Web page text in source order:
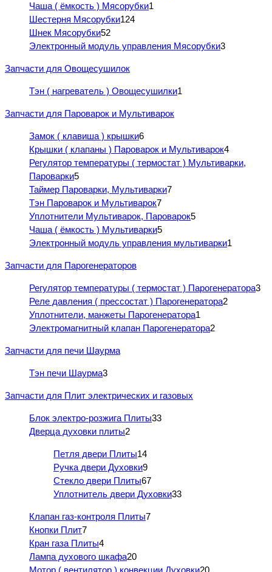
Чаша ( ёмкость ) Мясорубки1
Шестерня Мясорубки124
Шнек Мясорубки52
Электронный модуль управления Мясорубки3
Запчасти для Овощесушилок
Тэн ( нагреватель ) Овощесушилки1
Запчасти для Пароварок и Мультиварок
Замок ( клавиша ) крышки6
Крышки ( клапаны ) Пароварок и Мультиварок4
Регулятор температуры ( термостат ) Мультиварки,
Пароварки5
Таймер Пароварки, Мультиварки7
Тэн Пароварок и Мультиварок7
Уплотнители Мультиварок, Пароварок5
Чаша ( ёмкость ) Мультиварки5
Электронный модуль управления мультиварки1
Запчасти для Парогенераторов
Регулятор температуры ( термостат ) Парогенератора3
Реле давления ( прессостат ) Парогенератора2
Уплотнители, манжеты Парогенератора1
Электромагнитный клапан Парогенератора2
Запчасти для печи Шаурма
Тэн печи Шаурма3
Запчасти для Плит электрических и газовых
Блок электро-розжига Плиты33
Дверца духовки плиты2
Петля двери Плиты14
Ручка двери Духовки9
Стекло двери Плиты67
Уплотнитель двери Духовки33
Клапан газ-контроля Плиты7
Кнопки Плит7
Кран газа Плиты4
Лампа духового шкафа20